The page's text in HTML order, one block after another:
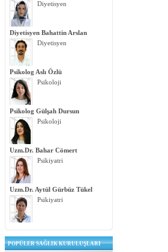
Diyetisyen
Diyetisyen Bahattin Arslan
Diyetisyen
Psikolog Aslı Özlü
Psikoloji
Psikolog Gülşah Dursun
Psikoloji
Uzm.Dr. Bahar Cömert
Psikiyatri
Uzm.Dr. Aytül Gürbüz Tükel
Psikiyatri
POPÜLER SAĞLIK KURULUŞLARI